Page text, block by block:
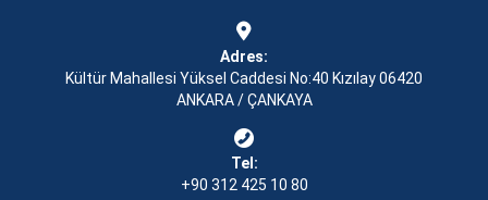
Adres:
Kültür Mahallesi Yüksel Caddesi No:40 Kızılay 06420
ANKARA / ÇANKAYA
Tel:
+90 312 425 10 80